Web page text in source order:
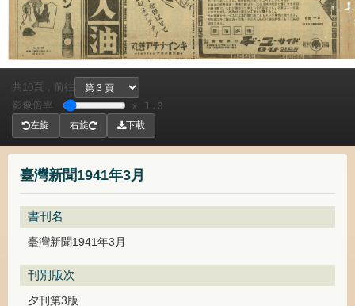
臺灣新聞1941年3月
書刊名
臺灣新聞1941年3月
刊別版次
夕刊第3版
共 10頁， 前往
影像倍率
x 1.0
左旋 右旋 下載